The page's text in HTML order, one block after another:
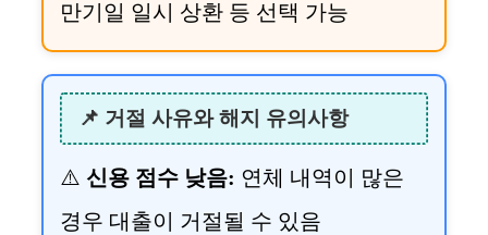
만기일 일시 상환 등 선택 가능
📌 거절 사유와 해지 유의사항
⚠️ 신용 점수 낮음: 연체 내역이 많은
경우 대출이 거절될 수 있음